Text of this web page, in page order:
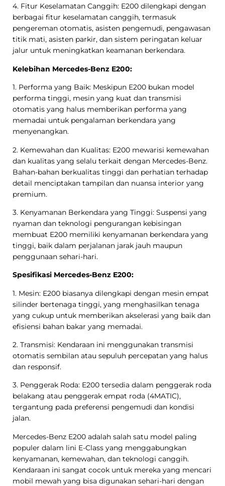
4. Fitur Keselamatan Canggih: E200 dilengkapi dengan
berbagai fitur keselamatan canggih, termasuk
pengereman otomatis, asisten pengemudi, pengawasan
titik mati, asisten parkir, dan sistem peringatan keluar
jalur untuk meningkatkan keamanan berkendara.
Kelebihan Mercedes-Benz E200:
1. Performa yang Baik: Meskipun E200 bukan model
performa tinggi, mesin yang kuat dan transmisi
otomatis yang halus memberikan performa yang
memadai untuk pengalaman berkendara yang
menyenangkan.
2. Kemewahan dan Kualitas: E200 mewarisi kemewahan
dan kualitas yang selalu terkait dengan Mercedes-Benz.
Bahan-bahan berkualitas tinggi dan perhatian terhadap
detail menciptakan tampilan dan nuansa interior yang
premium.
3. Kenyamanan Berkendara yang Tinggi: Suspensi yang
nyaman dan teknologi pengurangan kebisingan
membuat E200 memiliki kenyamanan berkendara yang
tinggi, baik dalam perjalanan jarak jauh maupun
penggunaan sehari-hari.
Spesifikasi Mercedes-Benz E200:
1. Mesin: E200 biasanya dilengkapi dengan mesin empat
silinder bertenaga tinggi, yang menghasilkan tenaga
yang cukup untuk memberikan akselerasi yang baik dan
efisiensi bahan bakar yang memadai.
2. Transmisi: Kendaraan ini menggunakan transmisi
otomatis sembilan atau sepuluh percepatan yang halus
dan responsif.
3. Penggerak Roda: E200 tersedia dalam penggerak roda
belakang atau penggerak empat roda (4MATIC),
tergantung pada preferensi pengemudi dan kondisi
jalan.
Mercedes-Benz E200 adalah salah satu model paling
populer dalam lini E-Class yang menggabungkan
kenyamanan, kemewahan, dan teknologi canggih.
Kendaraan ini sangat cocok untuk mereka yang mencari
mobil mewah yang bisa digunakan sehari-hari dengan